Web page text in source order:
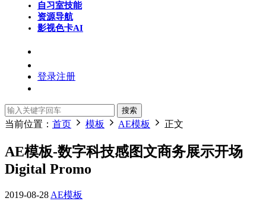
自习室技能
资源导航
影视色卡AI
登录注册
搜索
当前位置： 首页 模板 AE模板 正文
AE模板-数字科技感图文商务展示开场
Digital Promo
2019-08-28 AE模板